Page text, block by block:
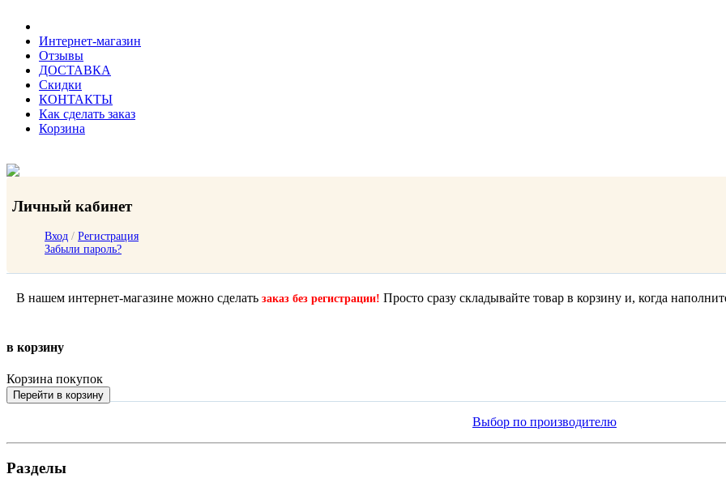
Интернет-магазин
Отзывы
ДОСТАВКА
Скидки
КОНТАКТЫ
Как сделать заказ
Корзина
Личный кабинет
Вход / Регистрация
Забыли пароль?
В нашем интернет-магазине можно сделать заказ без регистрации! Просто сразу складывайте товар в корзину и, когда
в корзину
Корзина покупок
Перейти в корзину
Выбор по производителю
Разделы